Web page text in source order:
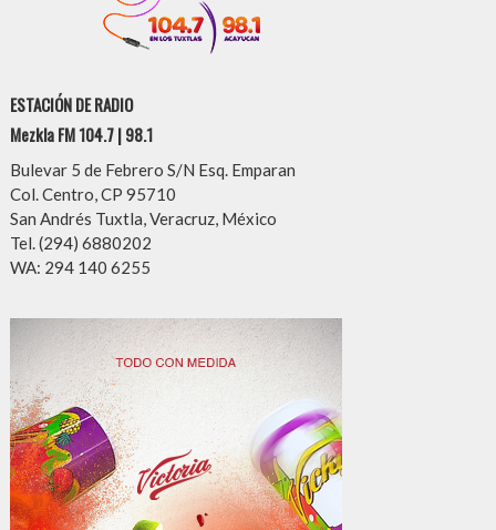
ESTACIÓN DE RADIO
Mezkla FM 104.7 | 98.1
Bulevar 5 de Febrero S/N Esq. Emparan
Col. Centro, CP 95710
San Andrés Tuxtla, Veracruz, México
Tel. (294) 6880202
WA: 294 140 6255